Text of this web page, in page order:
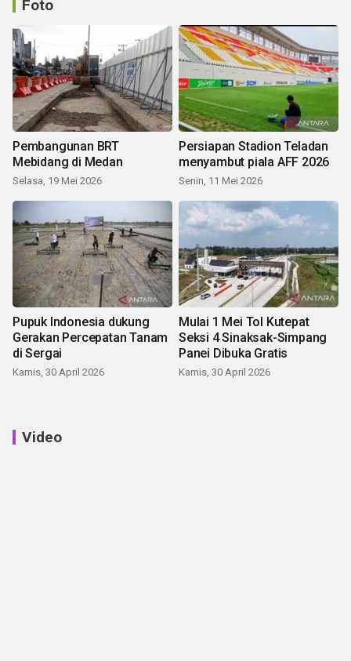
Foto
Pembangunan BRT
Mebidang di Medan
Selasa, 19 Mei 2026
Persiapan Stadion Teladan
menyambut piala AFF 2026
Senin, 11 Mei 2026
Pupuk Indonesia dukung
Gerakan Percepatan Tanam
di Sergai
Kamis, 30 April 2026
Mulai 1 Mei Tol Kutepat
Seksi 4 Sinaksak-Simpang
Panei Dibuka Gratis
Kamis, 30 April 2026
Video